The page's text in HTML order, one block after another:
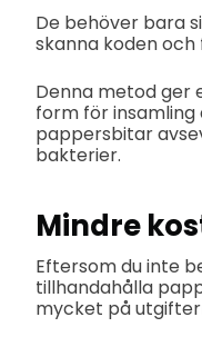
De behöver bara
skanna koden
Denna metod ger
form för
pappersbitar
bakterier.
Mindre
Eftersom du inte
tillhandahålla
mycket på